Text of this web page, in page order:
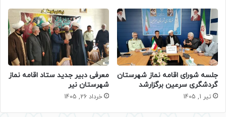
جلسه شورای اقامه نماز شهرستان
گردشگری سرعین برگزارشد
تیر 1, 1405
معرفی دبیر جدید ستاد اقامه نماز
شهرستان نیر
خرداد 26, 1405